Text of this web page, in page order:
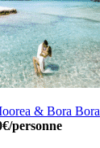
& Bora Bora
personne